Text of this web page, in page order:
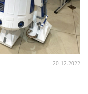
20.12.2022